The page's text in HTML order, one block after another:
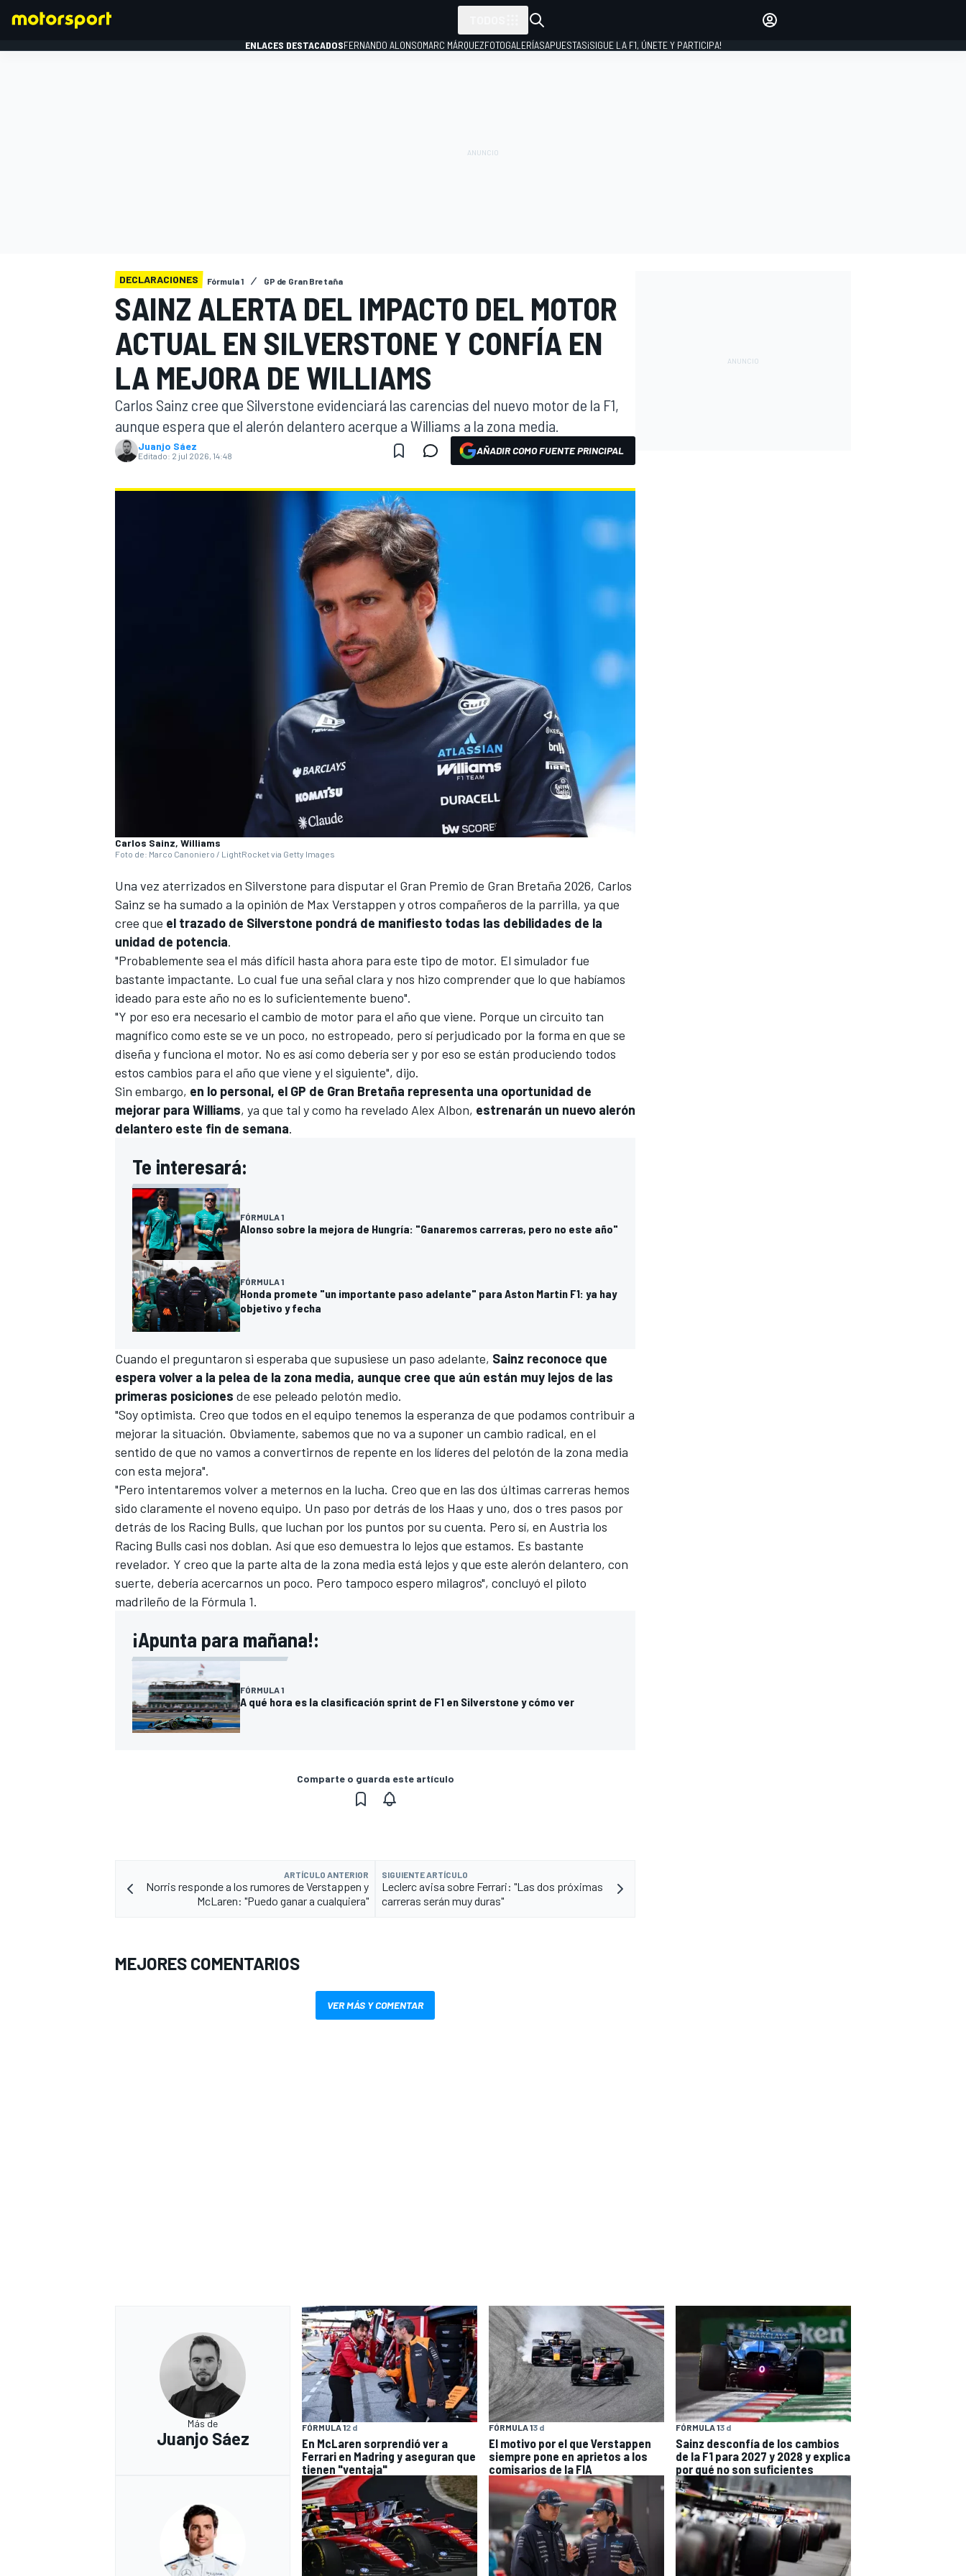
FÓRMULA E
MÁS CATEGORÍAS
ENLACES DESTACADOSFERNANDO ALONSOMARC MÁRQUEZFOTOGALERÍASAPUESTAS¡SIGUE LA F1, ÚNETE Y PARTICIPA!
DECLARACIONES Fórmula 1 GP de Gran Bretaña
SAINZ ALERTA DEL IMPACTO DEL MOTOR
ACTUAL EN SILVERSTONE Y CONFÍA EN
LA MEJORA DE WILLIAMS
Carlos Sainz cree que Silverstone evidenciará las carencias del nuevo motor de la F1,
aunque espera que el alerón delantero acerque a Williams a la zona media.
Juanjo Sáez
Editado: 2 jul 2026, 14:48 AÑADIR COMO FUENTE PRINCIPAL
Carlos Sainz, Williams
Foto de: Marco Canoniero / LightRocket via Getty Images
Una vez aterrizados en Silverstone para disputar el Gran Premio de Gran Bretaña 2026, Carlos
Sainz se ha sumado a la opinión de Max Verstappen y otros compañeros de la parrilla, ya que
cree que el trazado de Silverstone pondrá de manifiesto todas las debilidades de la
unidad de potencia.
"Probablemente sea el más difícil hasta ahora para este tipo de motor. El simulador fue
bastante impactante. Lo cual fue una señal clara y nos hizo comprender que lo que habíamos
ideado para este año no es lo suficientemente bueno".
"Y por eso era necesario el cambio de motor para el año que viene. Porque un circuito tan
magnífico como este se ve un poco, no estropeado, pero sí perjudicado por la forma en que se
diseña y funciona el motor. No es así como debería ser y por eso se están produciendo todos
estos cambios para el año que viene y el siguiente", dijo.
Sin embargo, en lo personal, el GP de Gran Bretaña representa una oportunidad de
mejorar para Williams, ya que tal y como ha revelado Alex Albon, estrenarán un nuevo alerón
delantero este fin de semana.
Te interesará:
FÓRMULA 1
Alonso sobre la mejora de Hungría: "Ganaremos carreras, pero no este año"
FÓRMULA 1
Honda promete "un importante paso adelante" para Aston Martin F1: ya hay
objetivo y fecha
Cuando el preguntaron si esperaba que supusiese un paso adelante, Sainz reconoce que
espera volver a la pelea de la zona media, aunque cree que aún están muy lejos de las
primeras posiciones de ese peleado pelotón medio.
"Soy optimista. Creo que todos en el equipo tenemos la esperanza de que podamos contribuir a
mejorar la situación. Obviamente, sabemos que no va a suponer un cambio radical, en el
sentido de que no vamos a convertirnos de repente en los líderes del pelotón de la zona media
con esta mejora".
"Pero intentaremos volver a meternos en la lucha. Creo que en las dos últimas carreras hemos
sido claramente el noveno equipo. Un paso por detrás de los Haas y uno, dos o tres pasos por
detrás de los Racing Bulls, que luchan por los puntos por su cuenta. Pero sí, en Austria los
Racing Bulls casi nos doblan. Así que eso demuestra lo lejos que estamos. Es bastante
revelador. Y creo que la parte alta de la zona media está lejos y que este alerón delantero, con
suerte, debería acercarnos un poco. Pero tampoco espero milagros", concluyó el piloto
madrileño de la Fórmula 1.
¡Apunta para mañana!:
FÓRMULA 1
A qué hora es la clasificación sprint de F1 en Silverstone y cómo ver
Comparte o guarda este artículo
ARTÍCULO ANTERIOR
Norris responde a los rumores de Verstappen y
McLaren: "Puedo ganar a cualquiera"
SIGUIENTE ARTÍCULO
Leclerc avisa sobre Ferrari: "Las dos próximas
carreras serán muy duras"
MEJORES COMENTARIOS
VER MÁS Y COMENTAR
Más de
Juanjo Sáez
FÓRMULA 12 d
En McLaren sorprendió ver a
Ferrari en Madring y aseguran que
tienen "ventaja"
FÓRMULA 13 d
El motivo por el que Verstappen
siempre pone en aprietos a los
comisarios de la FIA
FÓRMULA 13 d
Sainz desconfía de los cambios
de la F1 para 2027 y 2028 y explica
por qué no son suficientes